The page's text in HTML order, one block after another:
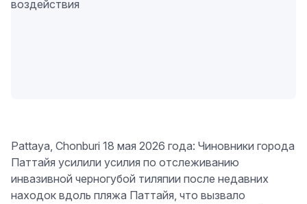
Pattaya, Chonburi 18 мая 2026 года: Чиновники города
Паттайя усилили усилия по отслеживанию
инвазивной черногубой тиляпии после недавних
находок вдоль пляжа Паттайя, что вызвало